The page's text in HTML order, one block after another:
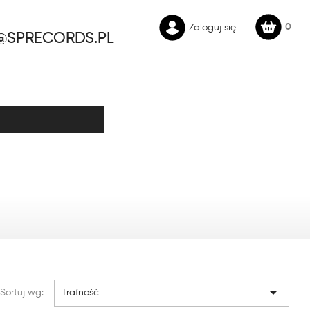
Zaloguj się 0
Sortuj wg: Trafność 